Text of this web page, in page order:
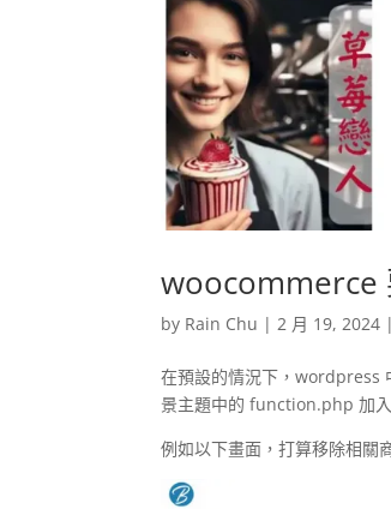
woocommerce
by Rain Chu |2 月 19, 2024
在預設的情況下，wordpress
景主題中的 function.php 加
例如以下畫面，打算移除相關